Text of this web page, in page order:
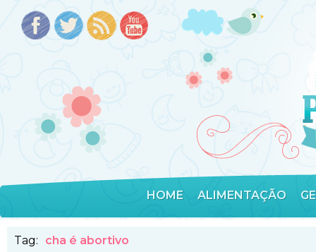
HOME ALIMENTAÇÃO
Tag: cha é abortivo